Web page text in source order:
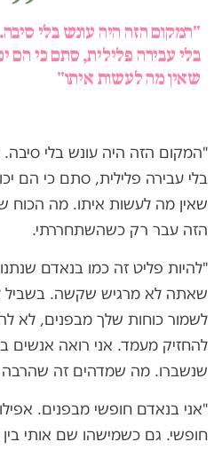
"המקום הזה היה עונש בלי
בלי עבירה פלילית, סתם כי הם
שאין מה לעשות איתו"
"המקום הזה היה עונש בלי
בלי עבירה פלילית, סתם כי הם
שאין מה לעשות איתו. מה הכוח
הזה עבר רק כשהשתחררתי.
"להיות פליט זה כמו בנאדם
שאתה לא מרגיש שקשה. בשביל
לשמור כוחות שלך מבפנים, לא
להחזיק מעמד. אני רואה
שנשברו. מה שמדהים זה שהרבה
"אני בנאדם חופשי מבפנים. אפילו
חופשי. גם כשמישהו שם אותי בין